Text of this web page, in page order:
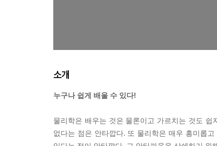
소개
누구나 쉽게 배울 수 있다!
물리학은 배우는 것은 물론이고 가르치는 것도
없다는 점은 안타깝다. 또 물리학은 매우 흥미롭